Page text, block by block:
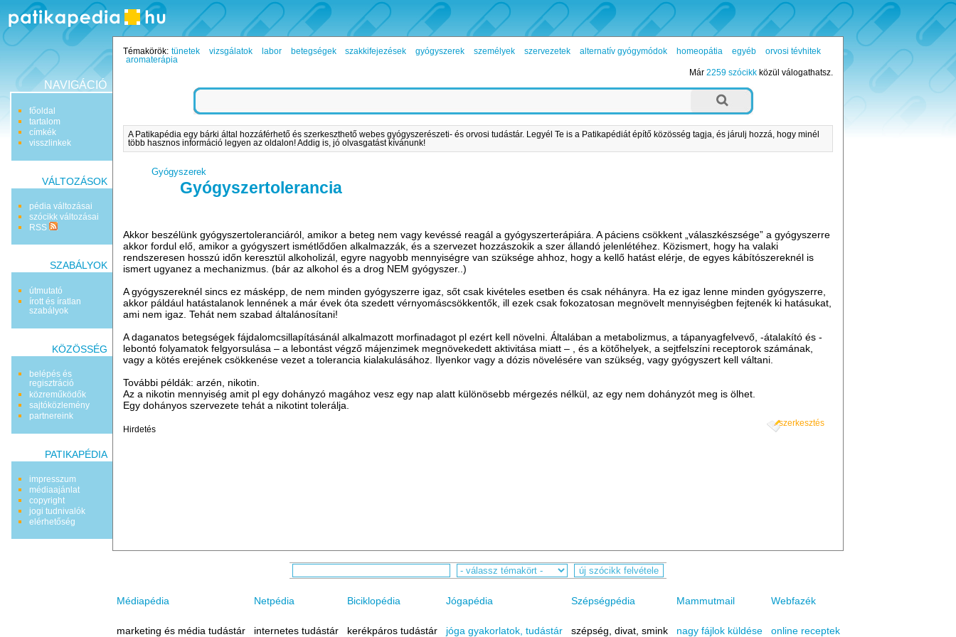
NAVIGÁCIÓ
főoldal
tartalom
címkék
visszlinkek
VÁLTOZÁSOK
pédia változásai
szócikk változásai
RSS
SZABÁLYOK
útmutató
írott és íratlan
szabályok
KÖZÖSSÉG
belépés és
regisztráció
közreműködők
sajtóközlemény
partnereink
PATIKAPÉDIA
impresszum
médiaajánlat
copyright
jogi tudnivalók
elérhetőség
Témakörök: tünetek vizsgálatok labor betegségek szakkifejezések gyógyszerek személyek szervezetek alternatív gyógymódok homeopátia egyéb
orvosi tévhitek
aromaterápia
Már 2259 szócikkközül válogathatsz.
A Patikapédia egy bárki által hozzáférhető és szerkeszthető webes gyógyszerészeti- és orvosi tudástár. Legyél Te is a Patikapédiát építő közösség tagja, és járulj hozzá, hogy minél
több hasznos információ legyen az oldalon! Addig is, jó olvasgatást kívánunk!
Gyógyszerek
Gyógyszertolerancia
Akkor beszélünk gyógyszertoleranciáról, amikor a beteg nem vagy kevéssé reagál a gyógyszerterápiára. A páciens csökkent „válaszkészsége” a gyógyszerre
akkor fordul elő, amikor a gyógyszert ismétlődően alkalmazzák, és a szervezet hozzászokik a szer állandó jelenlétéhez. Közismert, hogy ha valaki
rendszeresen hosszú időn keresztül alkoholizál, egyre nagyobb mennyiségre van szüksége ahhoz, hogy a kellő hatást elérje, de egyes kábítószereknél is
ismert ugyanez a mechanizmus. (bár az alkohol és a drog NEM gyógyszer..)
A gyógyszereknél sincs ez másképp, de nem minden gyógyszerre igaz, sőt csak kivételes esetben és csak néhányra. Ha ez igaz lenne minden gyógyszerre,
akkor páldául hatástalanok lennének a már évek óta szedett vérnyomáscsökkentők, ill ezek csak fokozatosan megnövelt mennyiségben fejtenék ki hatásukat,
ami nem igaz. Tehát nem szabad általánosítani!
A daganatos betegségek fájdalomcsillapításánál alkalmazott morfinadagot pl ezért kell növelni. Általában a metabolizmus, a tápanyagfelvevő, -átalakító és -
lebontó folyamatok felgyorsulása – a lebontást végző májenzimek megnövekedett aktivitása miatt – , és a kötőhelyek, a sejtfelszíni receptorok számának,
vagy a kötés erejének csökkenése vezet a tolerancia kialakulásához. Ilyenkor vagy a dózis növelésére van szükség, vagy gyógyszert kell váltani.
További példák: arzén, nikotin.
Az a nikotin mennyiség amit pl egy dohányzó magához vesz egy nap alatt különösebb mérgezés nélkül, az egy nem dohányzót meg is ölhet.
Egy dohányos szervezete tehát a nikotint tolerálja.
szerkesztés
Hirdetés
Médiapédia Netpédia Biciklopédia Jógapédia Szépségpédia Mammutmail Webfazék
marketing és média tudástár internetes tudástár kerékpáros tudástár jóga gyakorlatok, tudástár szépség, divat, smink nagy fájlok küldése online receptek